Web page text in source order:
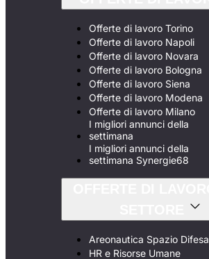
Offerte di lavoro Torino
Offerte di lavoro Napoli
Offerte di lavoro Novara
Offerte di lavoro Bologna
Offerte di lavoro Siena
Offerte di lavoro Modena
Offerte di lavoro Milano
I migliori annunci della
settimana
I migliori annunci della
settimana Synergie68
Areonautica Spazio Difesa
HR e Risorse Umane